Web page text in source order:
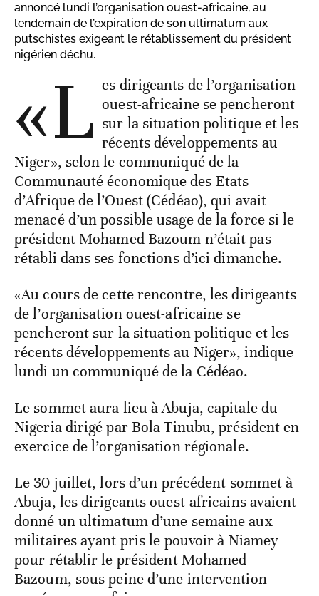
annoncé lundi l’organisation ouest-africaine, au
lendemain de l’expiration de son ultimatum aux
putschistes exigeant le rétablissement du président
nigérien déchu.
«L es dirigeants de l’organisation
ouest-africaine se pencheront
sur la situation politique et les
récents développements au
Niger», selon le communiqué de la
Communauté économique des Etats
d’Afrique de l’Ouest (Cédéao), qui avait
menacé d’un possible usage de la force si le
président Mohamed Bazoum n’était pas
rétabli dans ses fonctions d’ici dimanche.
«Au cours de cette rencontre, les dirigeants
de l’organisation ouest-africaine se
pencheront sur la situation politique et les
récents développements au Niger», indique
lundi un communiqué de la Cédéao.
Le sommet aura lieu à Abuja, capitale du
Nigeria dirigé par Bola Tinubu, président en
exercice de l’organisation régionale.
Le 30 juillet, lors d’un précédent sommet à
Abuja, les dirigeants ouest-africains avaient
donné un ultimatum d’une semaine aux
militaires ayant pris le pouvoir à Niamey
pour rétablir le président Mohamed
Bazoum, sous peine d’une intervention